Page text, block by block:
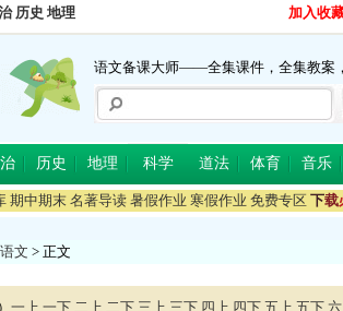
历史 地理 加入收
语文备课大师——全集课件，全集教案
历史 地理 科学 道法 体育 音乐
期中期末 名著导读 暑假作业 寒假作业 免费专区 下载
文 > 正文
一上 一下 二上 二下 三上 三下 四上 四下 五上 五下